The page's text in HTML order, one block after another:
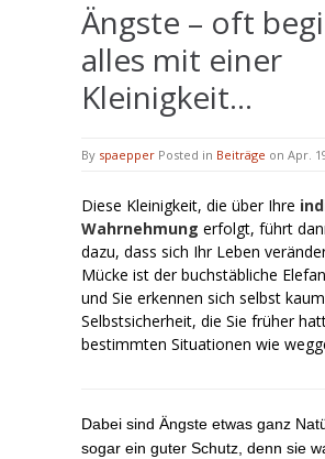
Ängste – oft
alles mit einer
Kleinigkeit…
By spaepper Posted in Beiträge on Apr.
Diese Kleinigkeit, die über Ihre
Wahrnehmung erfolgt, führt
dazu, dass sich Ihr Leben
Mücke ist der buchstäbliche
und Sie erkennen sich selbst
Selbstsicherheit, die Sie früher
bestimmten Situationen wie
Dabei sind Ängste etwas ganz
sogar ein guter Schutz, denn sie